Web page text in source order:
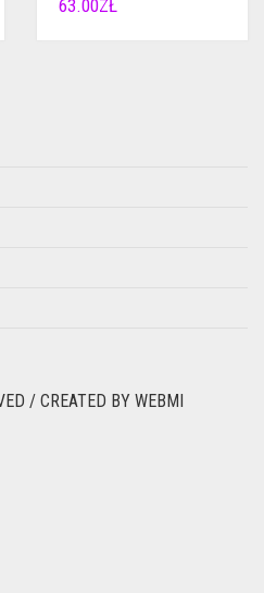
63.00ZŁ
/ CREATED BY WEBMI